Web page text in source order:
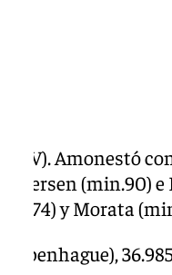
(ESV). Amonestó
(min.90)
y Morata